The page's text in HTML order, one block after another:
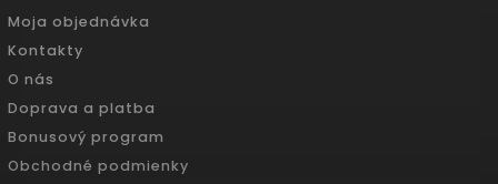
Moja objednávka
Kontakty
O nás
Doprava a platba
Bonusový program
Obchodné podmienky